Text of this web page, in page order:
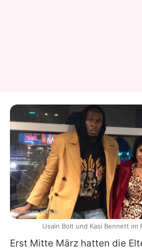
Erst Mitte März hatten die
Instagram / kasi.b
Usain Bolt und Kasi Bennett im